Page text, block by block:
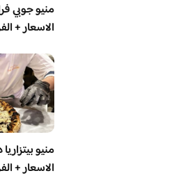
منيو جوبي
الاسعار +
منيو
الاسعار +